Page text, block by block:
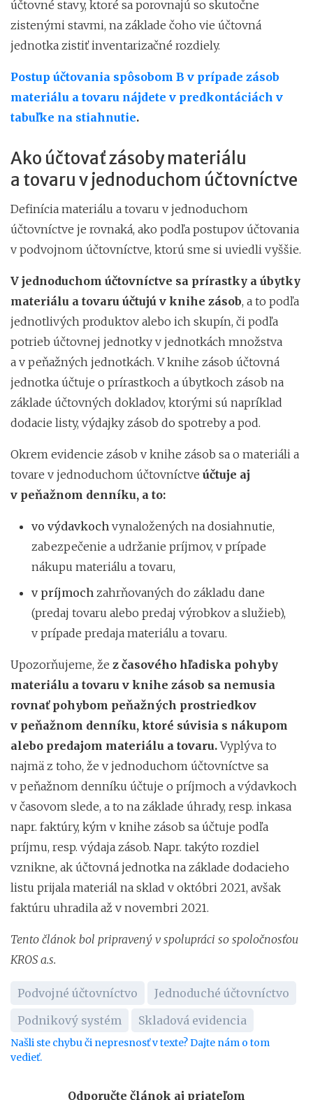
účtovné stavy, ktoré sa porovnajú so skutočne
zistenými stavmi, na základe čoho vie účtovná
jednotka zistiť inventarizačné rozdiely.
Postup účtovania spôsobom B v prípade zásob
materiálu a tovaru nájdete v predkontáciách v
tabuľke na stiahnutie.
Ako účtovať zásoby materiálu
a tovaru v jednoduchom účtovníctve
Definícia materiálu a tovaru v jednoduchom
účtovníctve je rovnaká, ako podľa postupov účtovania
v podvojnom účtovníctve, ktorú sme si uviedli vyššie.
V jednoduchom účtovníctve sa prírastky a úbytky
materiálu a tovaru účtujú v knihe zásob, a to podľa
jednotlivých produktov alebo ich skupín, či podľa
potrieb účtovnej jednotky v jednotkách množstva
a v peňažných jednotkách. V knihe zásob účtovná
jednotka účtuje o prírastkoch a úbytkoch zásob na
základe účtovných dokladov, ktorými sú napríklad
dodacie listy, výdajky zásob do spotreby a pod.
Okrem evidencie zásob v knihe zásob sa o materiáli a
tovare v jednoduchom účtovníctve účtuje aj
v peňažnom denníku, a to:
vo výdavkoch vynaložených na dosiahnutie,
zabezpečenie a udržanie príjmov, v prípade
nákupu materiálu a tovaru,
v príjmoch zahrňovaných do základu dane
(predaj tovaru alebo predaj výrobkov a služieb),
v prípade predaja materiálu a tovaru.
Upozorňujeme, že z časového hľadiska pohyby
materiálu a tovaru v knihe zásob sa nemusia
rovnať pohybom peňažných prostriedkov
v peňažnom denníku, ktoré súvisia s nákupom
alebo predajom materiálu a tovaru.Vyplýva to
najmä z toho, že v jednoduchom účtovníctve sa
v peňažnom denníku účtuje o príjmoch a výdavkoch
v časovom slede, a to na základe úhrady, resp. inkasa
napr. faktúry, kým v knihe zásob sa účtuje podľa
príjmu, resp. výdaja zásob. Napr. takýto rozdiel
vznikne, ak účtovná jednotka na základe dodacieho
listu prijala materiál na sklad v októbri 2021, avšak
faktúru uhradila až v novembri 2021.
Tento článok bol pripravený v spolupráci so spoločnosťou
KROS a.s.
Podvojné účtovníctvo
Jednoduché účtovníctvo
Podnikový systém
Skladová evidencia
Našli ste chybu či nepresnosť v texte? Dajte nám o tom
vedieť.
Odporučte článok aj priateľom